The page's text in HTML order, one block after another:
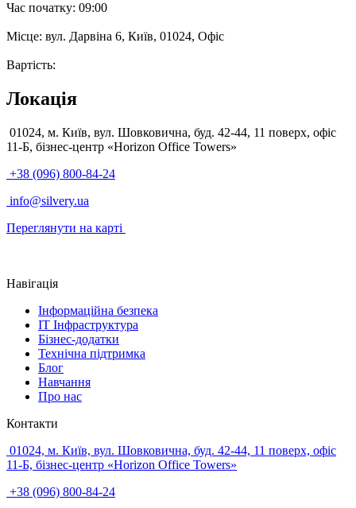
Час початку: 09:00
Місце: вул. Дарвіна 6, Київ, 01024, Офіс
Вартість:
Локація
01024, м. Київ, вул. Шовковична, буд. 42-44, 11 поверх, офіс
11-Б, бізнес-центр «Horizon Office Towers»
+38 (096) 800-84-24
info@silvery.ua
Переглянути на карті
Навігація
Інформаційна безпека
IT Інфраструктура
Бізнес-додатки
Технічна підтримка
Блог
Навчання
Про нас
Контакти
01024, м. Київ, вул. Шовковична, буд. 42-44, 11 поверх, офіс
11-Б, бізнес-центр «Horizon Office Towers»
+38 (096) 800-84-24